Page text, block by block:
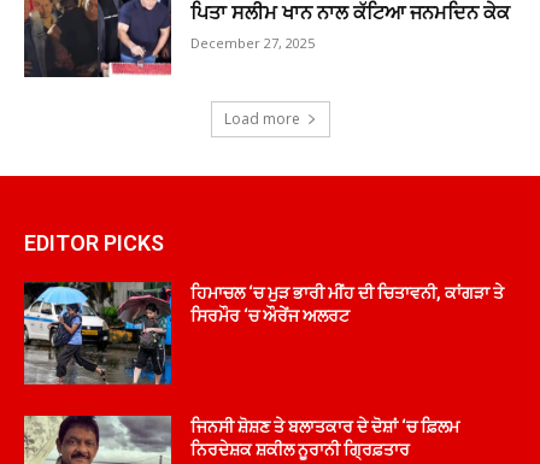
ਪਿਤਾ ਸਲੀਮ ਖਾਨ ਨਾਲ ਕੱਟਿਆ ਜਨਮਦਿਨ ਕੇਕ
December 27, 2025
Load more
EDITOR PICKS
ਹਿਮਾਚਲ ‘ਚ ਮੁੜ ਭਾਰੀ ਮੀਂਹ ਦੀ ਚਿਤਾਵਨੀ, ਕਾਂਗੜਾ ਤੇ
ਸਿਰਮੌਰ ‘ਚ ਔਰੇਂਜ ਅਲਰਟ
ਜਿਨਸੀ ਸ਼ੋਸ਼ਣ ਤੇ ਬਲਾਤਕਾਰ ਦੇ ਦੋਸ਼ਾਂ ‘ਚ ਫ਼ਿਲਮ
ਨਿਰਦੇਸ਼ਕ ਸ਼ਕੀਲ ਨੂਰਾਨੀ ਗ੍ਰਿਫ਼ਤਾਰ